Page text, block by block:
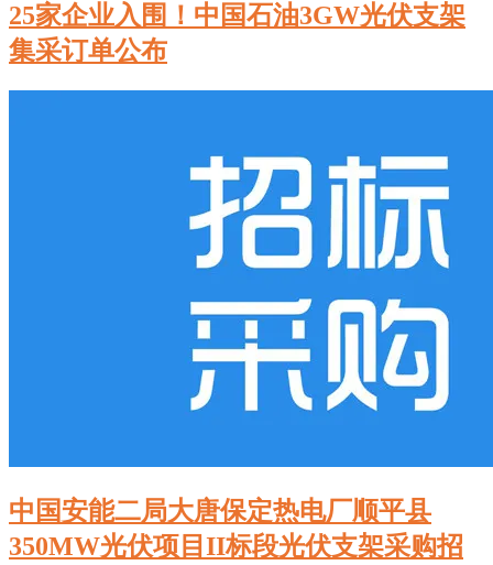
25家企业入围！中国石油3GW光伏支架
集采订单公布
中国安能二局大唐保定热电厂顺平县
350MW光伏项目II标段光伏支架采购招